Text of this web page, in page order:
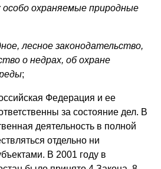
особо охраняемые природные
лесное законодательство,
о недрах, об охране
;
Федерация и ее
за состояние дел. В
деятельность в полной
отдельно ни
В 2001 году в